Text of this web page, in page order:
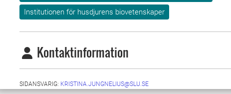
Institutionen för husdjurens biovetenskaper
Kontaktinformation
SIDANSVARIG: KRISTINA.JUNGNELIUS@SLU.SE